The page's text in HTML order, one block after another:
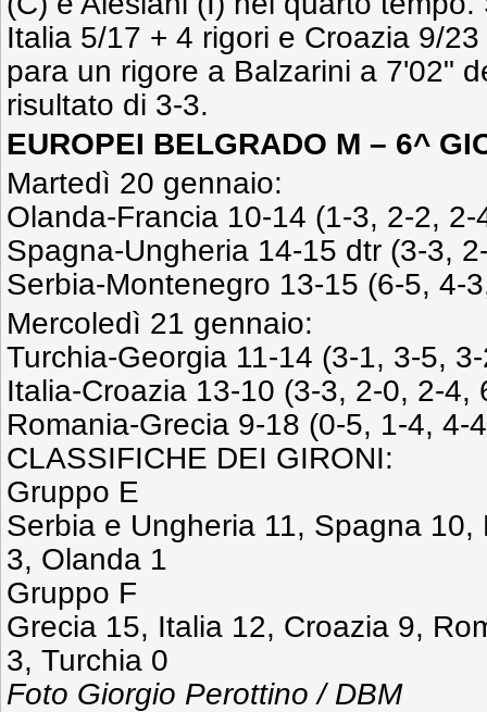
Italia 5/17 + 4 rigori e Croazia 9/
para un rigore a Balzarini a 7'02"
risultato di 3-3.
EUROPEI BELGRADO M – 6^
Martedì 20 gennaio:
Olanda-Francia 10-14 (1-3, 2-2, 2-
Spagna-Ungheria 14-15 dtr (3-3,
Serbia-Montenegro 13-15 (6-5, 4-
Mercoledì 21 gennaio:
Turchia-Georgia 11-14 (3-1, 3-5,
Italia-Croazia 13-10 (3-3, 2-0, 2-4,
Romania-Grecia 9-18 (0-5, 1-4, 4-
CLASSIFICHE DEI GIRONI:
Gruppo E
Serbia e Ungheria 11, Spagna
3, Olanda 1
Gruppo F
Grecia 15, Italia 12, Croazia 9,
3, Turchia 0
Foto Giorgio Perottino / DBM